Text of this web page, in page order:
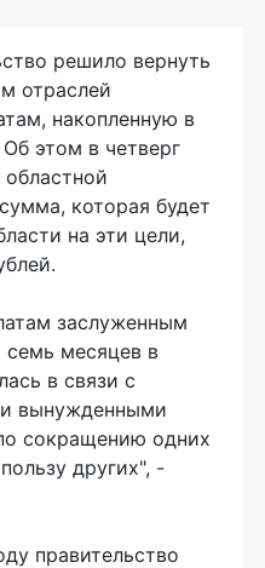
решило вернуть
отраслей
накопленную в
этом в четверг
которая будет
на эти цели,
заслуженным
семь месяцев в
в связи с
вынужденными
сокращению одних
других", -
правительство